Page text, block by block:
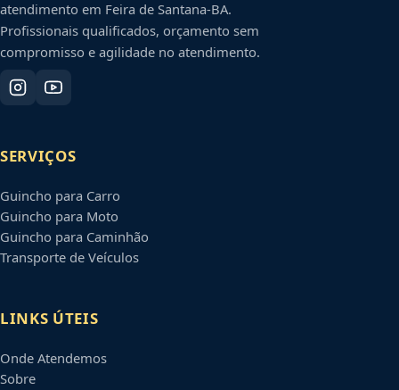
atendimento em Feira de Santana-BA.
Profissionais qualificados, orçamento sem
compromisso e agilidade no atendimento.
SERVIÇOS
Guincho para Carro
Guincho para Moto
Guincho para Caminhão
Transporte de Veículos
LINKS ÚTEIS
Onde Atendemos
Sobre